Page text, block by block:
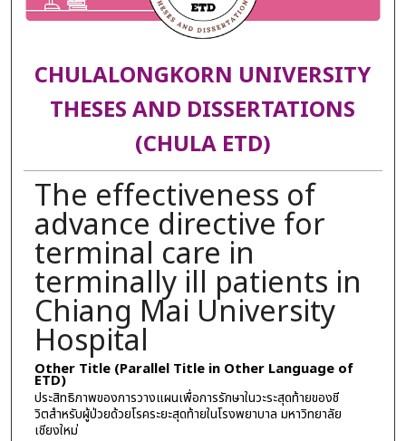
CHULALONGKORN UNIVERSITY
THESES AND DISSERTATIONS
(CHULA ETD)
The effectiveness of
advance directive for
terminal care in
terminally ill patients in
Chiang Mai University
Hospital
Other Title (Parallel Title in Other Language of
ETD)
ประสิทธิภาพของการวางแผนเพื่อการรักษาในวะระสุดท้ายของชี
วิตสําหรับผู้ป่วยด้วยโรคระยะสุดท้ายในโรงพยาบาล มหาวิทยาลัย
เชียงใหม่